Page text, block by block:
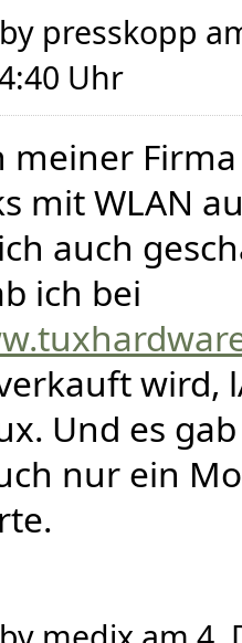
by presskopp
Uhr
meiner Firma
mit WLAN
auch
ich bei
wird,
Und es
nur ein